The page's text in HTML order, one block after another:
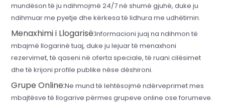
mundëson të ju ndihmojmë 24/7 në shumë gjuhë, duke ju
ndihmuar me pyetje dhe kërkesa të lidhura me udhëtimin.
Menaxhimi i Llogarisë:Informacioni juaj na ndihmon të
mbajmë llogarinë tuaj, duke ju lejuar të menaxhoni
rezervimet, të qaseni në oferta speciale, të ruani cilësimet
dhe të krijoni profile publike nëse dëshironi.
Grupe Online:Ne mund të lehtësojmë ndërveprimet mes
mbajtësve të llogarive përmes grupeve online ose forumeve.